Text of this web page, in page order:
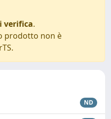
verifica.
prodotto non è
ND